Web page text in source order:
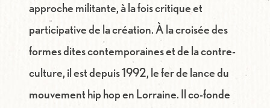
approche militante, à la fois critique et
participative de la création. À la croisée des
formes dites contemporaines et de la contre-
culture, il est depuis 1992, le fer de lance du
mouvement hip hop en Lorraine. Il co-fonde